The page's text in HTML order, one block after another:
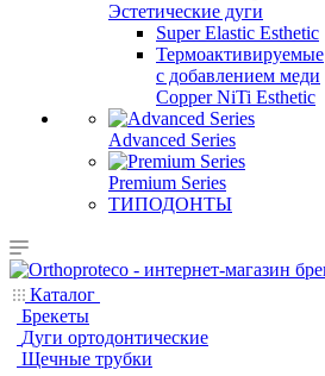
Эстетические дуги
Super Elastic Esthetic
Термоактивируемые
с добавлением меди
Copper NiTi Esthetic
Advanced Series
Premium Series
ТИПОДОНТЫ
Каталог
Брекеты
Дуги ортодонтические
Щечные трубки